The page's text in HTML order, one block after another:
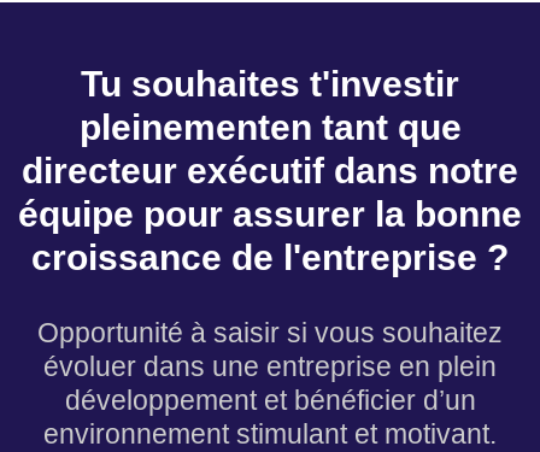
Tu souhaites t'investir
pleinementen tant que
directeur exécutif dans notre
équipe pour assurer la bonne
croissance de l'entreprise ?
Opportunité à saisir si vous souhaitez
évoluer dans une entreprise en plein
développement et bénéficier d’un
environnement stimulant et motivant.